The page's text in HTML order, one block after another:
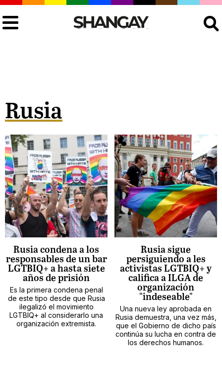
Rusia
Rusia condena a los
responsables de un bar
LGTBIQ+ a hasta siete
años de prisión
Es la primera condena penal
de este tipo desde que Rusia
ilegalizó el movimiento
LGTBIQ+ al considerarlo una
organización extremista.
Rusia sigue
persiguiendo a les
activistas LGTBIQ+ y
califica a ILGA de
organización
"indeseable"
Una nueva ley aprobada en
Rusia demuestra, una vez más,
que el Gobierno de dicho país
continúa su lucha en contra de
los derechos humanos.